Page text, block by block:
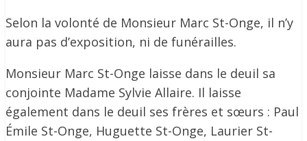
Selon la volonté de Monsieur Marc St-Onge, il n’y
aura pas d’exposition, ni de funérailles.
Monsieur Marc St-Onge laisse dans le deuil sa
conjointe Madame Sylvie Allaire. Il laisse
également dans le deuil ses frères et sœurs : Paul
Émile St-Onge, Huguette St-Onge, Laurier St-